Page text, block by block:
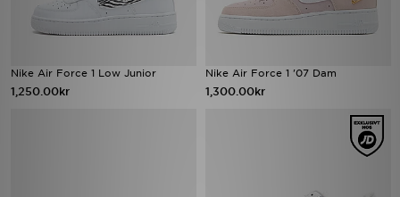
Nike Air Force 1 Low Junior
1,250.00kr
Nike Air Force 1 '07 Dam
1,300.00kr